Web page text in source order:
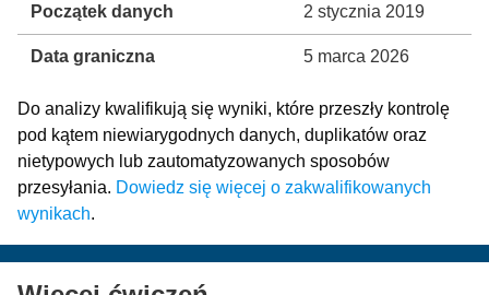
Początek danych 2 stycznia 2019
Data graniczna 5 marca 2026
Do analizy kwalifikują się wyniki, które przeszły kontrolę
pod kątem niewiarygodnych danych, duplikatów oraz
nietypowych lub zautomatyzowanych sposobów
przesyłania. Dowiedz się więcej o zakwalifikowanych
wynikach.